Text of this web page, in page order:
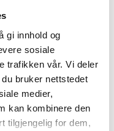
gi innhold og
sosiale
trafikken vår. Vi deler
bruker nettstedet
medier,
kan kombinere den
tilgjengelig for dem,
du de dokumentene du
i en "handlekurv",
ned til din pc.
ved å skrive inn
leveres i dette